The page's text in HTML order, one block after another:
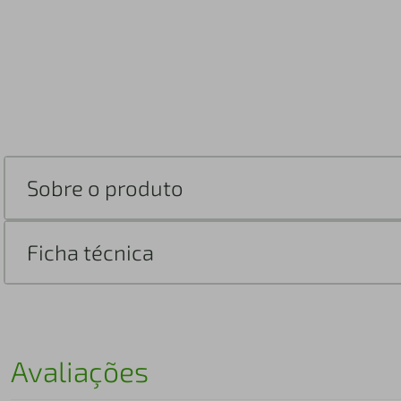
Sobre o produto
Ficha técnica
Avaliações